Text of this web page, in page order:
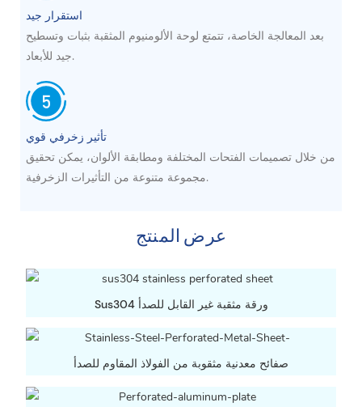
استقرار جيد
بعد المعالجة الخاصة، تتمتع لوحة الألومنيوم المثقبة بثبات وتسطيح
جيد للأبعاد.
تأثير زخرفي قوي
من خلال تصميمات الفتحات المختلفة ومطابقة الألوان، يمكن تحقيق
مجموعة متنوعة من التأثيرات الزخرفية.
عرض المنتج
Sus304 ورقة مثقبة غير القابل للصدأ
صفائح معدنية مثقوبة من الفولاذ المقاوم للصدأ